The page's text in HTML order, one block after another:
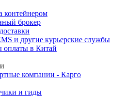
контейнером
брокер
и другие курьерские службы
оплаты в Китай
компании - Карго
и гиды